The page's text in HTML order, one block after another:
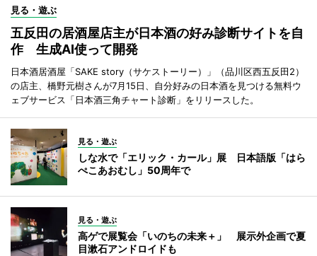
見る・遊ぶ
五反田の居酒屋店主が日本酒の好み診断サイトを自
作 生成AI使って開発
日本酒居酒屋「SAKE story（サケストーリー）」（品川区西五反田2）
の店主、橋野元樹さんが7月15日、自分好みの日本酒を見つける無料ウ
ェブサービス「日本酒三角チャート診断」をリリースした。
見る・遊ぶ
しな水で「エリック・カール」展 日本語版「はら
ぺこあおむし」50周年で
見る・遊ぶ
高ゲで展覧会「いのちの未来＋」 展示外企画で夏
目漱石アンドロイドも